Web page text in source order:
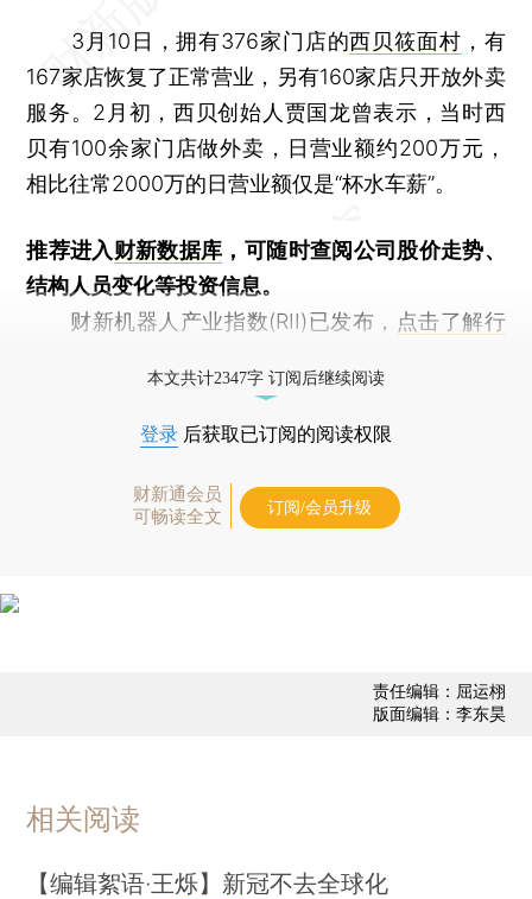
3月10日，拥有376家门店的西贝筱面村 ，有
167家店恢复了正常营业，另有160家店只开放外卖
服务。2月初，西贝创始人贾国龙曾表示，当时西
贝有100余家门店做外卖，日营业额约200万元，
相比往常2000万的日营业额仅是“杯水车薪”。
推荐进入财新数据库 ，可随时查阅公司股价走势、
结构人员变化等投资信息。
财新机器人产业指数(RII)已发布， 点击了解行
本文共计2347字 订阅后继续阅读
登录 后获取已订阅的阅读权限
财新通会员
可畅读全文
订阅/会员升级
责任编辑：屈运栩
版面编辑：李东昊
相关阅读
【编辑絮语·王烁】新冠不去全球化